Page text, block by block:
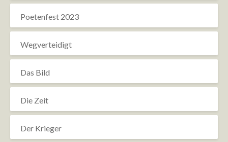
Poetenfest 2023
Wegverteidigt
Das Bild
Die Zeit
Der Krieger